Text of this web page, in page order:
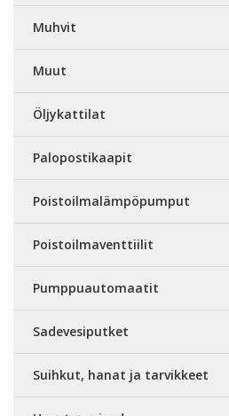
Muhvit
Muut
Öljykattilat
Palopostikaapit
Poistoilmalämpöpumput
Poistoilmaventtiilit
Pumppuautomaatit
Sadevesiputket
Suihkut, hanat ja tarvikkeet